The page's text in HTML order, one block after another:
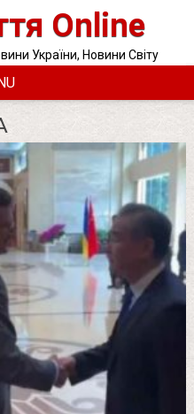
Online
України, Новини Світу